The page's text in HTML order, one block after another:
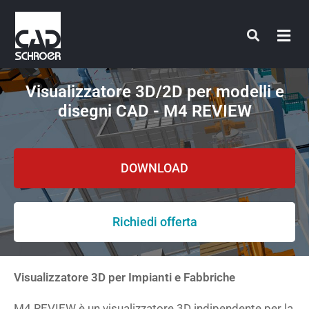
Vai
contenuto
Visualizzatore 3D/2D per modelli e
disegni CAD - M4 REVIEW
DOWNLOAD
Richiedi offerta
Visualizzatore 3D per Impianti e Fabbriche